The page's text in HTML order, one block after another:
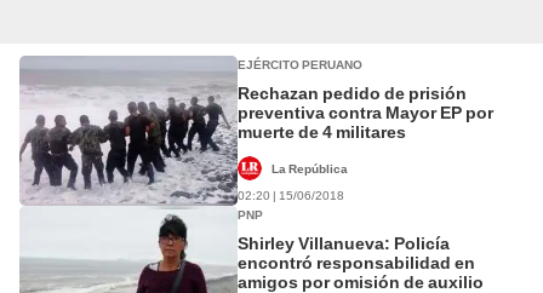
EJÉRCITO PERUANO
Rechazan pedido de prisión
preventiva contra Mayor EP por
muerte de 4 militares
La República
02:20 | 15/06/2018
PNP
Shirley Villanueva: Policía
encontró responsabilidad en
amigos por omisión de auxilio